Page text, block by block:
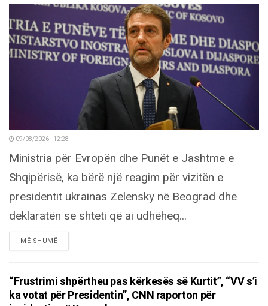
09/08/2026 - 12:28
Ministria për Evropën dhe Punët e Jashtme e
Shqipërisë, ka bërë një reagim për vizitën e
presidentit ukrainas Zelensky në Beograd dhe
deklaratën se shteti që ai udhëheq...
MË SHUMËDETAILS
“Frustrimi shpërtheu pas kërkesës së Kurtit”, “VV s’i
ka votat për Presidentin”, CNN raporton për